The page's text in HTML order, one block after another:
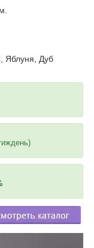
Яблуня, Дуб